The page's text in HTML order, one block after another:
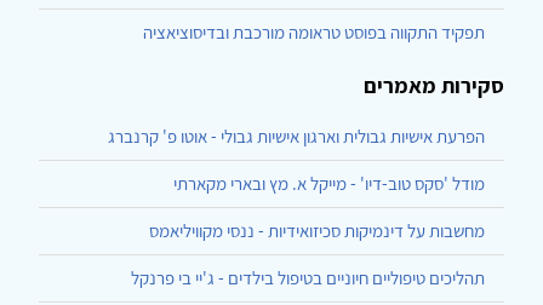
תפקיד התקווה בפוסט טראומה מורכבת ובדיסוציאציה
סקירות מאמרים
הפרעת אישיות גבולית וארגון אישיות גבולי - אוטו פ' קרנברג
מודל 'סקס טוב-דיו' - מייקל א. מץ ובארי מקארתי
מחשבות על דינמיקות סכיזואידיות - ננסי מקוויליאמס
תהליכים טיפוליים חיוניים בטיפול בילדים - ג'יי בי פרנקל